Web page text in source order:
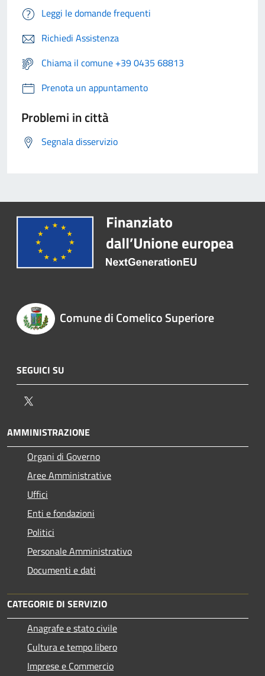
Leggi le domande frequenti
Richiedi Assistenza
Chiama il comune +39 0435 68813
Prenota un appuntamento
Problemi in città
Segnala disservizio
Comune di Comelico Superiore
SEGUICI SU
AMMINISTRAZIONE
Organi di Governo
Aree Amministrative
Uffici
Enti e fondazioni
Politici
Personale Amministrativo
Documenti e dati
CATEGORIE DI SERVIZIO
Anagrafe e stato civile
Cultura e tempo libero
Imprese e Commercio